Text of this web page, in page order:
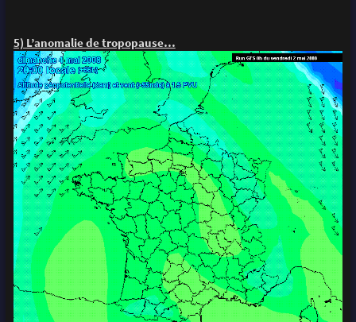
5) L’anomalie de tropopause…